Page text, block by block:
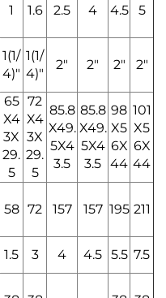
1 1.6 2.5 4 4.5 5
1(1/
4)"
1(1/
4)"
2" 2" 2" 2"
65
X4
3X
29.
5
72
X4
3X
29.
5
85.8
X49.
5X4
3.5
85.8
X49.
5X4
3.5
98
X5
6X
44
101
X5
6X
44
58 72 157 157 195 211
1.5 3 4 4.5 5.5 7.5